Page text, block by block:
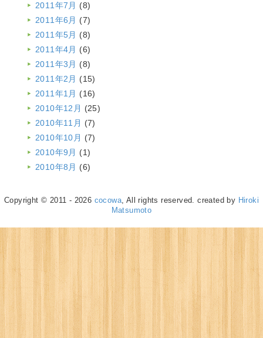
2011年7月 (8)
2011年6月 (7)
2011年5月 (8)
2011年4月 (6)
2011年3月 (8)
2011年2月 (15)
2011年1月 (16)
2010年12月 (25)
2010年11月 (7)
2010年10月 (7)
2010年9月 (1)
2010年8月 (6)
Copyright © 2011 - 2026 cocowa, All rights reserved. created by Hiroki
Matsumoto